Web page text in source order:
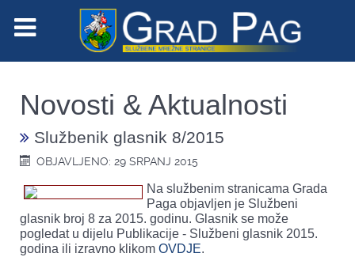
Novosti & Aktualnosti
Službenik glasnik 8/2015
OBJAVLJENO: 29 SRPANJ 2015
Na službenim stranicama Grada
Paga objavljen je Službeni
glasnik broj 8 za 2015. godinu. Glasnik se može
pogledat u dijelu Publikacije - Službeni glasnik 2015.
godina ili izravno klikom OVDJE.